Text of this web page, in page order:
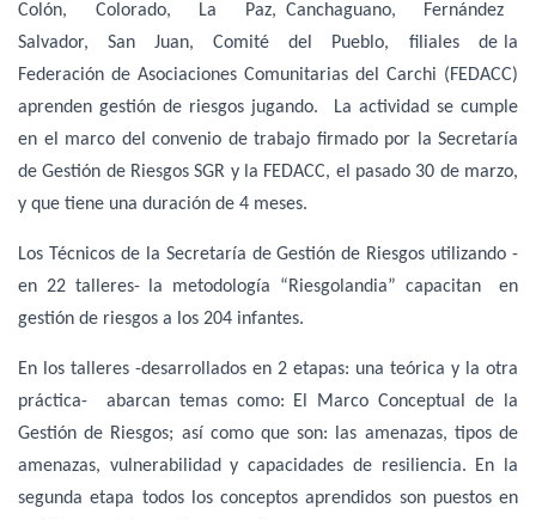
Colón, Colorado, La Paz, Canchaguano, Fernández
Salvador, San Juan, Comité del Pueblo, filiales de la
Federación de Asociaciones Comunitarias del Carchi (FEDACC)
aprenden gestión de riesgos jugando. La actividad se cumple
en el marco del convenio de trabajo firmado por la Secretaría
de Gestión de Riesgos SGR y la FEDACC, el pasado 30 de marzo,
y que tiene una duración de 4 meses.
Los Técnicos de la Secretaría de Gestión de Riesgos utilizando -
en 22 talleres- la metodología “Riesgolandia” capacitan en
gestión de riesgos a los 204 infantes.
En los talleres -desarrollados en 2 etapas: una teórica y la otra
práctica- abarcan temas como: El Marco Conceptual de la
Gestión de Riesgos; así como que son: las amenazas, tipos de
amenazas, vulnerabilidad y capacidades de resiliencia. En la
segunda etapa todos los conceptos aprendidos son puestos en